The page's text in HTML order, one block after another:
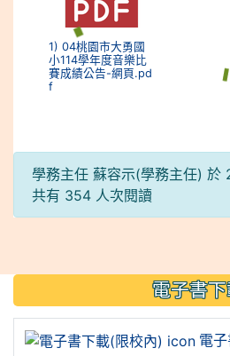
1) 04桃園市大勇國
小114學年度音樂比
賽成績公告-網頁.pd
f
學務主任 蘇容示(學務主任) 於
共有 354 人次閱讀
::: 電子書下
電